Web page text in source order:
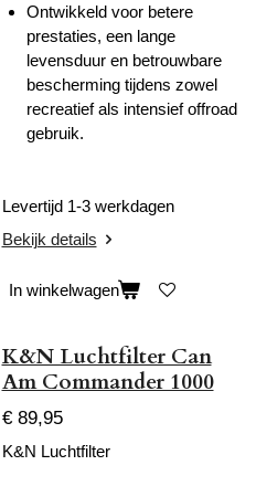
Ontwikkeld voor betere
prestaties, een lange
levensduur en betrouwbare
bescherming tijdens zowel
recreatief als intensief offroad
gebruik.
Levertijd 1-3 werkdagen
Bekijk details
In winkelwagen
K&N Luchtfilter Can
Am Commander 1000
€ 89,95
K&N Luchtfilter